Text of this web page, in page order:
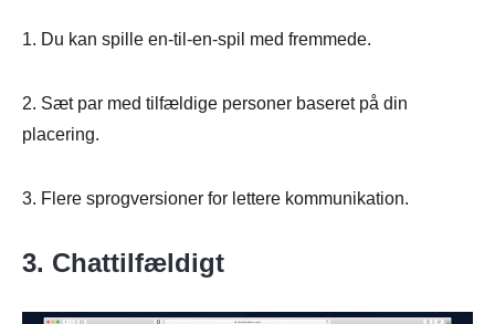
1. Du kan spille en-til-en-spil med fremmede.
2. Sæt par med tilfældige personer baseret på din
placering.
3. Flere sprogversioner for lettere kommunikation.
3. Chattilfældigt